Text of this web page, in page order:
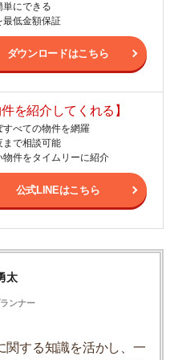
単にできる
最低金額保証
ダウンロードはこちら
件を紹介してくれる】
すべての物件を網羅
まで相談可能
物件をタイムリーに紹介
公式LINEはこちら
太
ンナー
関する知識を活かし、一